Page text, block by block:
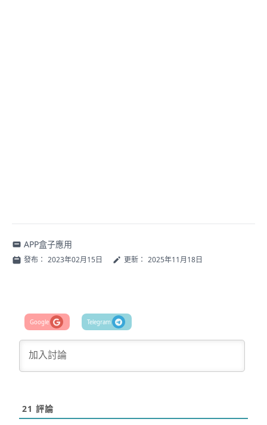
APP盒子應用
發布： 2023年02月15日 更新： 2025年11月18日
21 評論